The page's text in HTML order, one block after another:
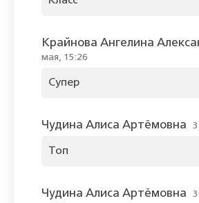
Крайнова Ангелина
мая, 15:26
Супер
Чудина Алиса Артёмовна
Топ
Чудина Алиса Артёмовна